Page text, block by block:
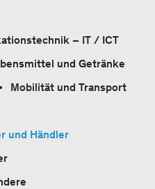
– IT / ICT
und Getränke
Mobilität und Transport
und Händler